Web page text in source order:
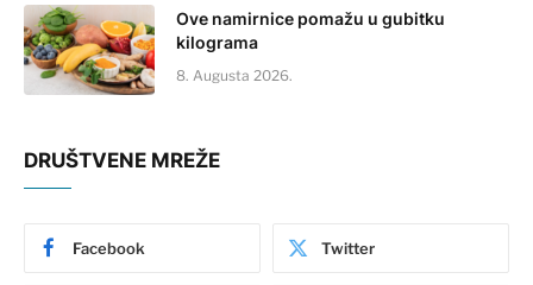
Ove namirnice pomažu u gubitku
kilograma
8. Augusta 2026.
DRUŠTVENE MREŽE
Facebook Twitter